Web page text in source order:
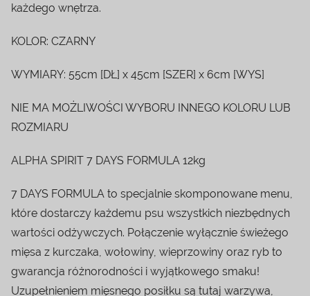
każdego wnętrza.
KOLOR: CZARNY
WYMIARY: 55cm [DŁ] x 45cm [SZER] x 6cm [WYS]
NIE MA MOŻLIWOŚCI WYBORU INNEGO KOLORU LUB
ROZMIARU
ALPHA SPIRIT 7 DAYS FORMULA 12kg
7 DAYS FORMULA to specjalnie skomponowane menu,
które dostarczy każdemu psu wszystkich niezbędnych
wartości odżywczych. Połączenie wyłącznie świeżego
mięsa z kurczaka, wołowiny, wieprzowiny oraz ryb to
gwarancja różnorodności i wyjątkowego smaku!
Uzupełnieniem mięsnego posiłku są tutaj warzywa,